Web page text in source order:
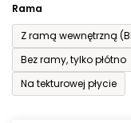
Rama
Z ramą wewnętrzną
Bez ramy, tylko płótno
Na tekturowej płycie